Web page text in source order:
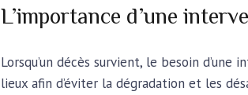
L’importance d’une
Lorsqu’un décès survient, le besoin
lieux afin d’éviter la dégradation et les